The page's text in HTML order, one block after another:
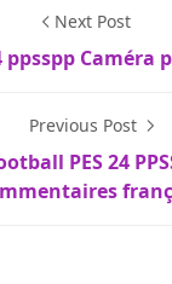
Next Post
ppsspp Caméra
Previous Post
PES 24